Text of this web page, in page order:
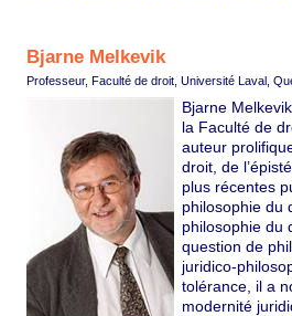
Bjarne Melkevik
Professeur, Faculté de droit, Université Laval,
Bjarne
la Faculté de
auteur
droit, de
plus récentes
philosophie du
philosophie du
question de
juridico-
tolérance, il a
modernité